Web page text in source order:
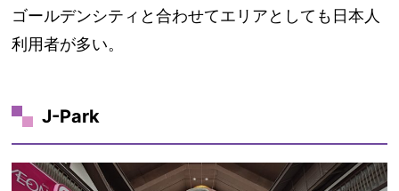
ゴールデンシティと合わせてエリアとしても日本人
利用者が多い。
J-Park